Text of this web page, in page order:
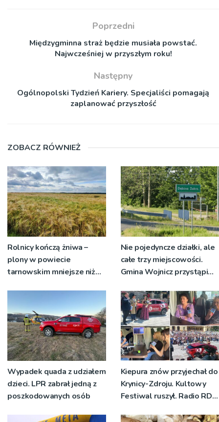
Poprzedni
Międzygminna straż będzie musiała powstać.
Najwcześniej w przyszłym roku!
Następny
Ogólnopolski Tydzień Kariery. Specjaliści pomagają
zaplanować przyszłość
ZOBACZ RÓWNIEŻ
Rolnicy kończą żniwa –
plony w powiecie
tarnowskim mniejsze niż
Nie pojedyncze działki, ale
całe trzy miejscowości.
Gmina Wojnicz przystąpi
planistycznych
Wypadek quada z udziałem
dzieci. LPR zabrał jedną z
poszkodowanych osób
Kiepura znów przyjechał do
Krynicy-Zdroju. Kultowy
Festiwal ruszył. Radio RDN